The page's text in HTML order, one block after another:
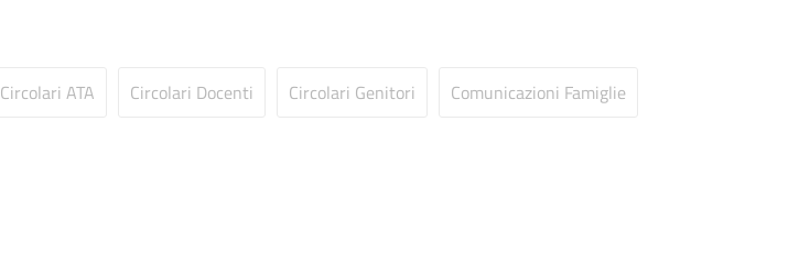
Circolari ATA Circolari Docenti Circolari Genitori Comunicazioni Famiglie